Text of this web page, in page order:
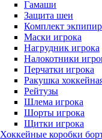
Гамаши
Защита шеи
Комплект
Маски игрока
Нагрудник игрока
Налокотники
Перчатки игрока
Ракушка
Рейтузы
Шлема игрока
Шорты игрока
Щитки игрока
Хоккейные коробки